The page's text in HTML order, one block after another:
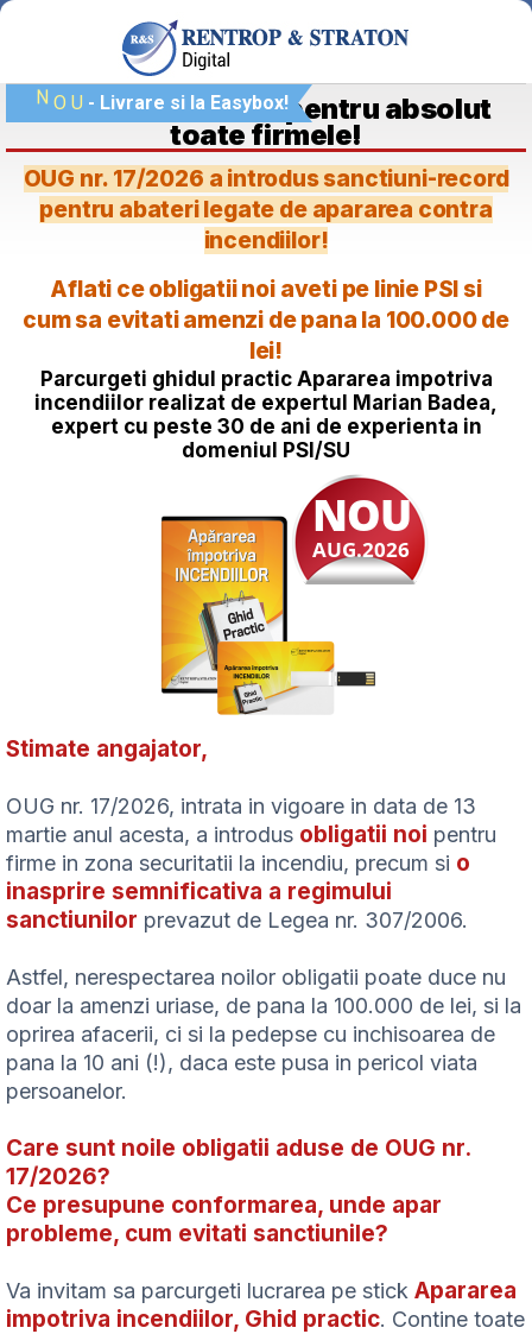
N O U - Livrare si la Easybox!
De maxim interes pentru absolut
toate firmele!
OUG nr. 17/2026 a introdus sanctiuni-record
pentru abateri legate de apararea contra
incendiilor!
Aflati ce obligatii noi aveti pe linie PSI si
cum sa evitati amenzi de pana la 100.000 de
lei!
Parcurgeti ghidul practic Apararea impotriva
incendiilor realizat de expertul Marian Badea,
expert cu peste 30 de ani de experienta in
domeniul PSI/SU
NOU
AUG.2026
Stimate angajator,
OUG nr. 17/2026, intrata in vigoare in data de 13
martie anul acesta, a introdus obligatii noi pentru
firme in zona securitatii la incendiu, precum si o
inasprire semnificativa a regimului
sanctiunilor prevazut de Legea nr. 307/2006.
Astfel, nerespectarea noilor obligatii poate duce nu
doar la amenzi uriase, de pana la 100.000 de lei, si la
oprirea afacerii, ci si la pedepse cu inchisoarea de
pana la 10 ani (!), daca este pusa in pericol viata
persoanelor.
Care sunt noile obligatii aduse de OUG nr.
17/2026?
Ce presupune conformarea, unde apar
probleme, cum evitati sanctiunile?
Va invitam sa parcurgeti lucrarea pe stick Apararea
impotriva incendiilor, Ghid practic. Contine toate